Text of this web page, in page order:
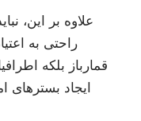
علاوه بر این،
راحتی به
قمارباز بلکه
ایجاد بسترهای